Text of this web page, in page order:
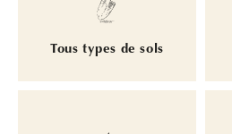
Tous types de sols